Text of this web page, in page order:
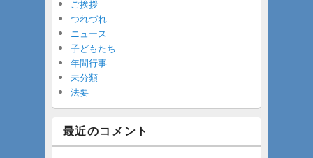
ご挨拶
つれづれ
ニュース
子どもたち
年間行事
未分類
法要
最近のコメント